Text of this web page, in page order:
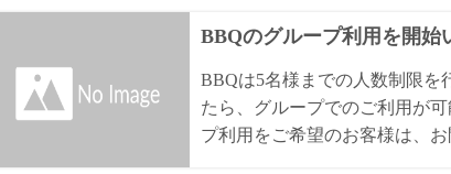
BBQのグループ利用を開始
BBQは5名様までの人数制限を
たら、グループでのご利用が
プ利用をご希望のお客様は、